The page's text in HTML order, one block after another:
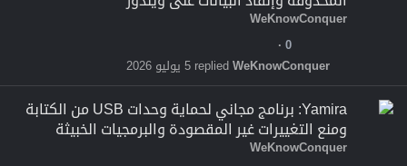
WeKnowConquer
0
5 يوليو 2026
WeKnowConquer
Yamira: برنامج مجاني لحماية وحدات USB من الكتابة
ومنع التغييرات غير المقصودة والبرمجيات الخبيثة
WeKnowConquer